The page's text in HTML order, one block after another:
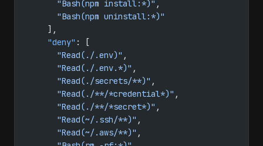
      "Bash(npm install:*)"
,
      "Bash(npm uninstall:*)"
    ],
    "deny"
: [
      "Read(./.env)"
,
      "Read(./.env.*)"
,
      "Read(./secrets/**)"
,
      "Read(./**/*credential*)"
,
      "Read(./**/*secret*)"
,
      "Read(~/.ssh/**)"
,
      "Read(~/.aws/**)"
,